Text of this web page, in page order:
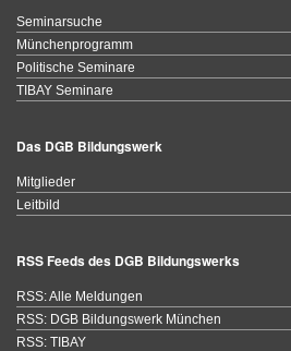
Seminarsuche
Münchenprogramm
Politische Seminare
TIBAY Seminare
Das DGB Bildungswerk
Mitglieder
Leitbild
RSS Feeds des DGB Bildungswerks
RSS: Alle Meldungen
RSS: DGB Bildungswerk München
RSS: TIBAY